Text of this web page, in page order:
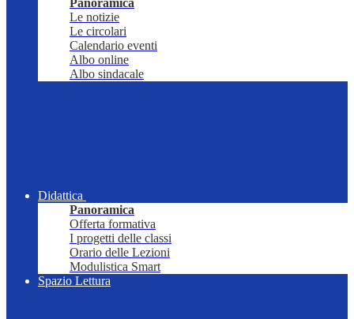
Panoramica
Le notizie
Le circolari
Calendario eventi
Albo online
Albo sindacale
Didattica
Panoramica
Offerta formativa
I progetti delle classi
Orario delle Lezioni
Modulistica Smart
Spazio Lettura